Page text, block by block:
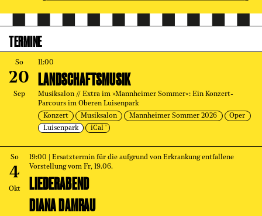
TERMINE
So
20
Sep
11:00
LANDSCHAFTSMUSIK
Musiksalon // Extra im »Mannheimer Sommer«: Ein Konzert-
Parcours im Oberen Luisenpark
Konzert
Musiksalon Mannheimer Sommer 2026
Oper
Luisenpark
iCal
So
4
Okt
19:00 | Ersatztermin für die aufgrund von Erkrankung entfallene
Vorstellung vom Fr, 19.06.
LIEDERABEND
DIANA DAMRAU